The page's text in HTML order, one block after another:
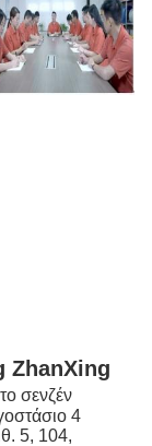
ZhanXing
σενζέν
4
5, 104,